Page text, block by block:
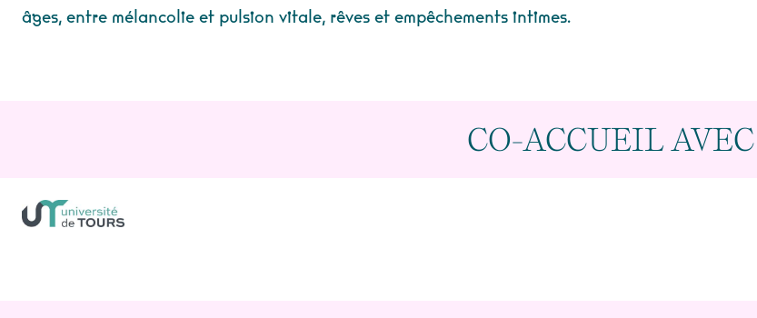
âges, entre mélancolie et pulsion vitale, rêves et empêchements intimes.
CO-ACCUEIL AVEC